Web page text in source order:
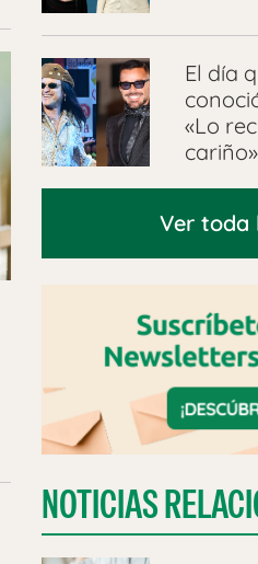
El día
«Lo
cariño»
Ver toda
NOTICIAS